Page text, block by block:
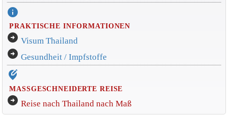
info
PRAKTISCHE INFORMATIONEN
arrow_circle_right Visum Thailand
arrow_circle_right Gesundheit / Impfstoffe
edit_location_alt
MASSGESCHNEIDERTE REISE
arrow_circle_right Reise nach Thailand nach Maß